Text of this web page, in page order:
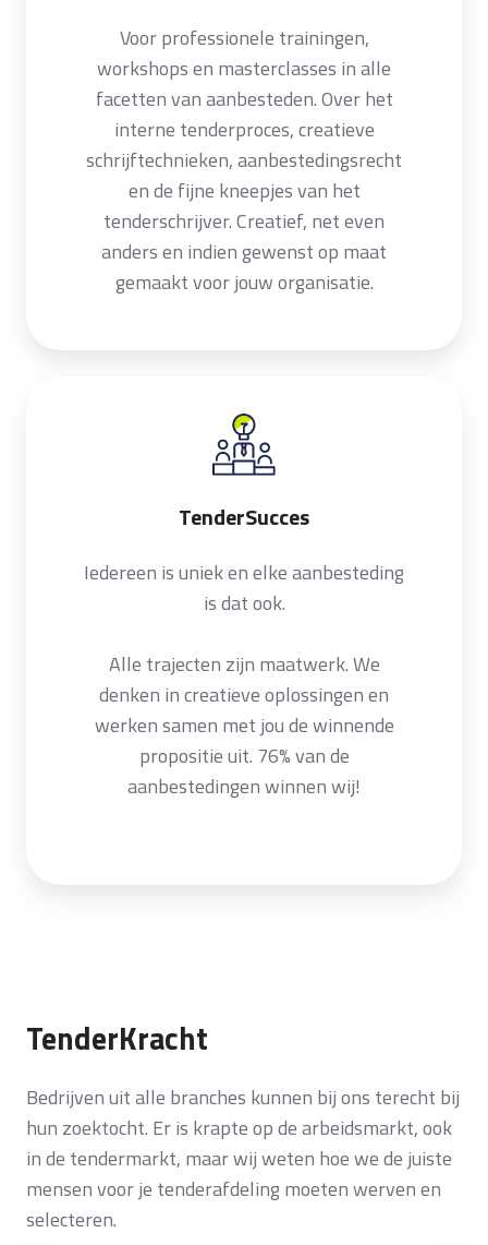
Voor professionele trainingen,
workshops en masterclasses in alle
facetten van aanbesteden. Over het
interne tenderproces, creatieve
schrijftechnieken, aanbestedingsrecht
en de fijne kneepjes van het
tenderschrijver. Creatief, net even
anders en indien gewenst op maat
gemaakt voor jouw organisatie.
TenderSucces
Iedereen is uniek en elke aanbesteding
is dat ook.
Alle trajecten zijn maatwerk. We
denken in creatieve oplossingen en
werken samen met jou de winnende
propositie uit. 76% van de
aanbestedingen winnen wij!
TenderKracht
Bedrijven uit alle branches kunnen bij ons terecht bij
hun zoektocht. Er is krapte op de arbeidsmarkt, ook
in de tendermarkt, maar wij weten hoe we de juiste
mensen voor je tenderafdeling moeten werven en
selecteren.